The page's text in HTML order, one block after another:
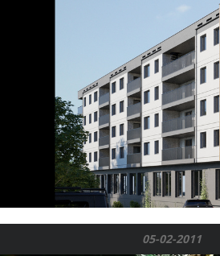
05-02-2011